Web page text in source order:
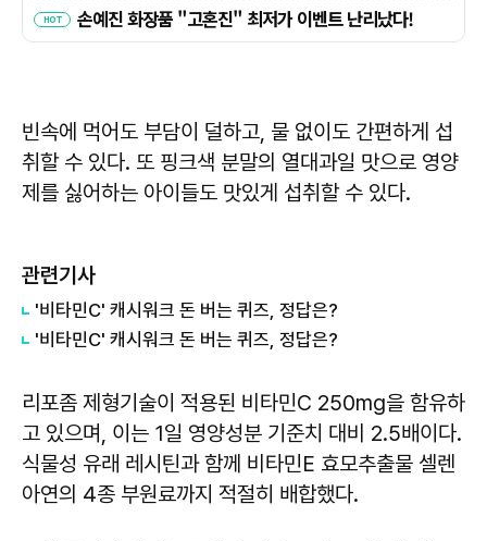
빈속에 먹어도 부담이 덜하고, 물 없이도 간편하게 섭
취할 수 있다. 또 핑크색 분말의 열대과일 맛으로 영양
제를 싫어하는 아이들도 맛있게 섭취할 수 있다.
관련기사
'비타민C' 캐시워크 돈 버는 퀴즈, 정답은?
'비타민C' 캐시워크 돈 버는 퀴즈, 정답은?
리포좀 제형기술이 적용된 비타민C 250mg을 함유하
고 있으며, 이는 1일 영양성분 기준치 대비 2.5배이다.
식물성 유래 레시틴과 함께 비타민E 효모추출물 셀렌
아연의 4종 부원료까지 적절히 배합했다.